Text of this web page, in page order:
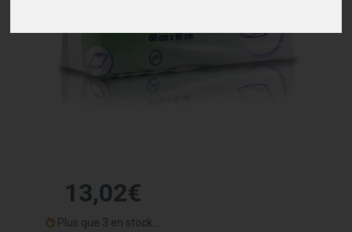
13,02€
Plus que 3 en stock...